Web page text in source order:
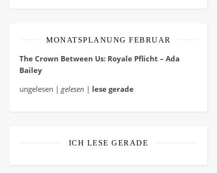
MONATSPLANUNG FEBRUAR
The Crown Between Us: Royale Pflicht – Ada
Bailey
ungelesen | gelesen | lese gerade
ICH LESE GERADE